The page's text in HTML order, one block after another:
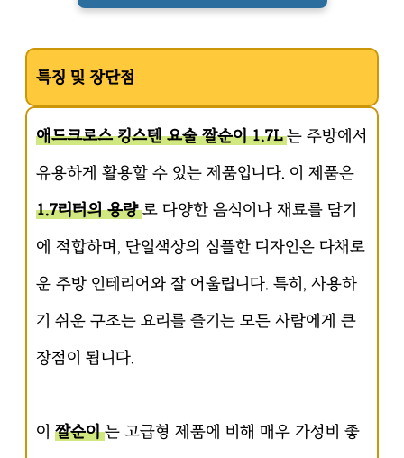
특징 및 장단점
애드크로스 킹스텐 요술 짤순이 1.7L는 주방에서
유용하게 활용할 수 있는 제품입니다. 이 제품은
1.7리터의 용량로 다양한 음식이나 재료를 담기
에 적합하며, 단일색상의 심플한 디자인은 다채로
운 주방 인테리어와 잘 어울립니다. 특히, 사용하
기 쉬운 구조는 요리를 즐기는 모든 사람에게 큰
장점이 됩니다.
이 짤순이는 고급형 제품에 비해 매우 가성비 좋